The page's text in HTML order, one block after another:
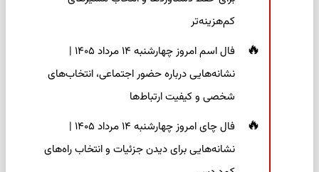
کم‌هزینه‌تر
فال اسم امروز چهارشنبه ۱۴ مرداد ۱۴۰۵ |
نشانه‌هایی درباره حضور اجتماعی، انتخاب‌های
شخصی و کیفیت ارتباط‌ها
فال چای امروز چهارشنبه ۱۴ مرداد ۱۴۰۵ |
نشانه‌هایی برای دیدن جزئیات و انتخاب راه‌های